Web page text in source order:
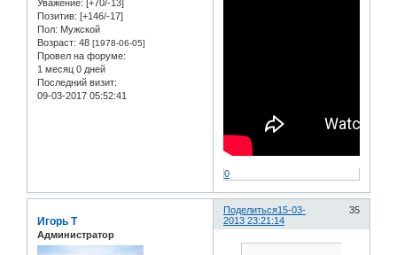
Уважение: [+70/-13]
Позитив: [+146/-17]
Пол: Мужской
Возраст: 48 [1978-06-05]
Провел на форуме:
1 месяц 0 дней
Последний визит:
09-03-2017 05:52:41
0
Поделиться 35
15-03-
2013 23:21:14
Игорь Т
Администратор